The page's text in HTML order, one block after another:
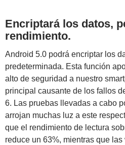
Encriptará los datos,
rendimiento.
Android 5.0 podrá encriptar los
predeterminada. Esta función
alto de seguridad a nuestro
principal causante de los fallos
6. Las pruebas llevadas a cabo
arrojan muchas luz a este
que el rendimiento de lectura
reduce un 63%, mientras que